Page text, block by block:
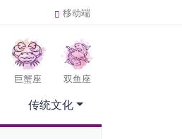
移动端
巨蟹座 双鱼座
传统文化